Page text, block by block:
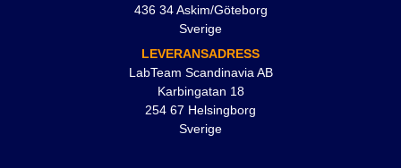
436 34 Askim/Göteborg
Sverige
LEVERANSADRESS
LabTeam Scandinavia AB
Karbingatan 18
254 67 Helsingborg
Sverige